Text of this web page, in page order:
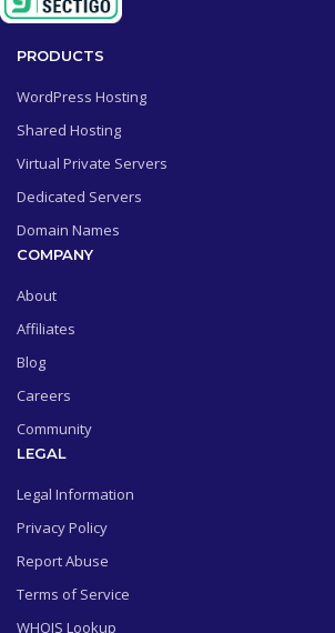
PRODUCTS
WordPress Hosting
Shared Hosting
Virtual Private Servers
Dedicated Servers
Domain Names
COMPANY
About
Affiliates
Blog
Careers
Community
LEGAL
Legal Information
Privacy Policy
Report Abuse
Terms of Service
WHOIS Lookup